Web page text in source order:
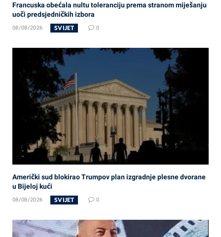
Francuska obećala nultu toleranciju prema stranom miješanju
uoči predsjedničkih izbora
08/08/2026 SVIJET 0
Američki sud blokirao Trumpov plan izgradnje plesne dvorane
u Bijeloj kući
08/08/2026 SVIJET 0